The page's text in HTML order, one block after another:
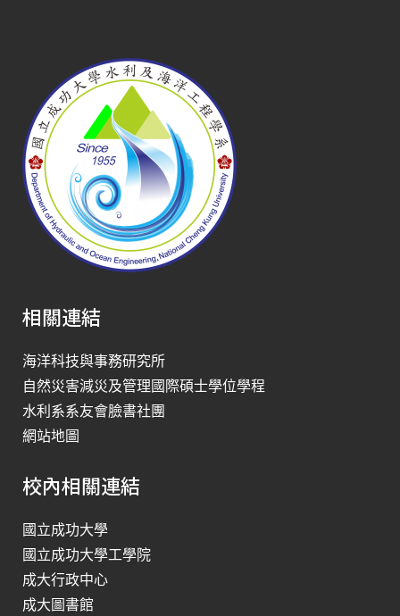
相關連結
海洋科技與事務研究所
自然災害減災及管理國際碩士學位學程
水利系系友會臉書社團
網站地圖
校內相關連結
國立成功大學
國立成功大學工學院
成大行政中心
成大圖書館